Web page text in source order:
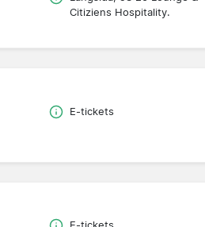
Citiziens Hospitality.
E-tickets